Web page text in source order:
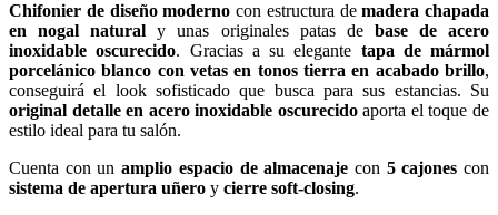
Chifonier de diseño moderno con estructura demadera chapada
en nogal natural y unas originales patas de base de acero
inoxidable oscurecido. Gracias a su elegante tapa de mármol
porcelánico blanco con vetas en tonos tierra en acabado brillo,
conseguirá el look sofisticado que busca para sus estancias. Su
original detalle en acero inoxidable oscurecidoaporta el toque de
estilo ideal para tu salón.
Cuenta con unamplio espacio de almacenaje con 5 cajones con
sistema de apertura uñero y cierre soft-closing.